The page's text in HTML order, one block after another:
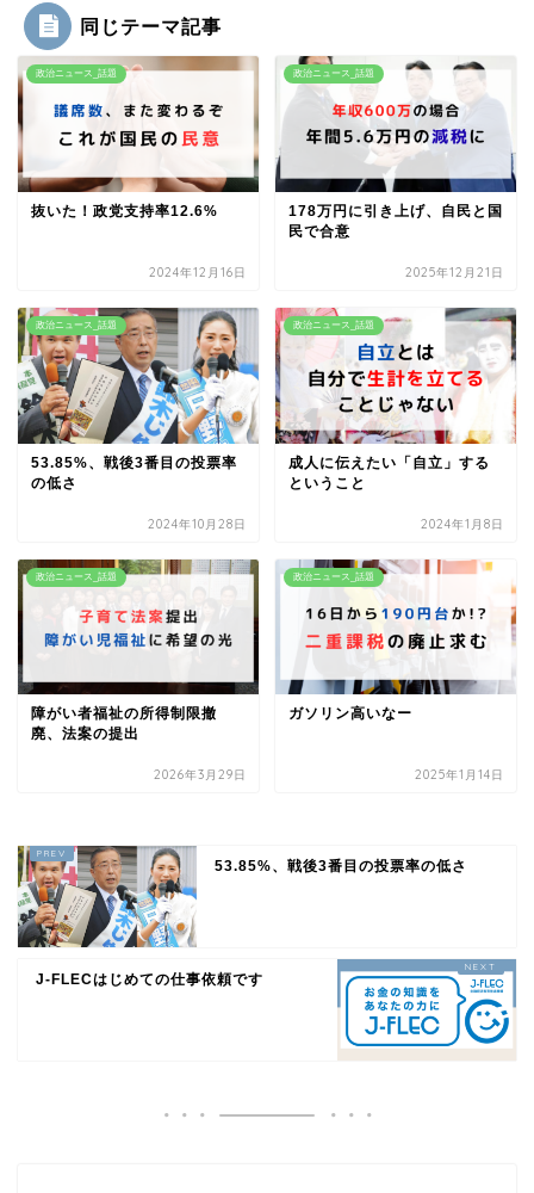
同じテーマ記事
政治ニュース_話題
抜いた！政党支持率12.6%
2024年12月16日
政治ニュース_話題
178万円に引き上げ、自民と国
民で合意
2025年12月21日
政治ニュース_話題
53.85%、戦後3番目の投票率
の低さ
2024年10月28日
政治ニュース_話題
成人に伝えたい「自立」する
ということ
2024年1月8日
政治ニュース_話題
障がい者福祉の所得制限撤
廃、法案の提出
2026年3月29日
政治ニュース_話題
ガソリン高いなー
2025年1月14日
53.85%、戦後3番目の投票率の低さ
J-FLECはじめての仕事依頼です